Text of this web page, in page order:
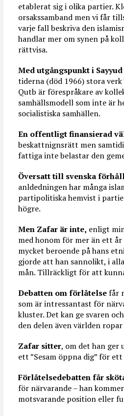
etablerat sig i olika partier.
orsakssamband men vi får
varje fall beskriva den
handlar mer om synen på
rättvisa.
Med utgångspunkt i
tiderna (död 1966) stora verk
Qutb är förespråkare av
samhällsmodell som inte är
socialistiska samhällen.
En offentligt finansierad
beskattnignsrätt men
fattiga inte belastar den
Översatt till svenska
anldedningen har många
partipolitiska hemvist i
högre.
Men Zafar är inte, enligt
med honom för mer än ett
mycket beroende på hans
gjorde att han sannolikt, i
mån. Tillräckligt för att
Debatten om förlåtelsefår
som är intressantast för
kluster. Det kan ge svaren
den delen även världen ropar
Zafar sitter, om det han ger
ett ”Sesam öppna dig” för
Förlåtelsedebatten får
för närvarande – han
motsvarande position eller